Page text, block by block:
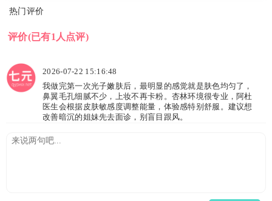
热门评价
评价(已有1人点评)
2026-07-22 15:16:48
我做完第一次光子嫩肤后，最明显的感觉就是肤色均匀了，
鼻翼毛孔细腻不少，上妆不再卡粉。杏林环境很专业，阿杜
医生会根据皮肤敏感度调整能量，体验感特别舒服。建议想
改善暗沉的姐妹先去面诊，别盲目跟风。